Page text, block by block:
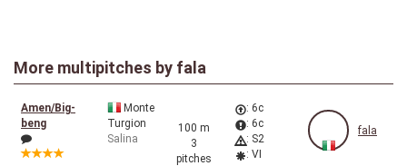
More multipitches by fala
Amen/Big-
beng
Monte
Turgion
Salina
100 m
3
pitches
: 6c
: 6c
: S2
: VI
fala